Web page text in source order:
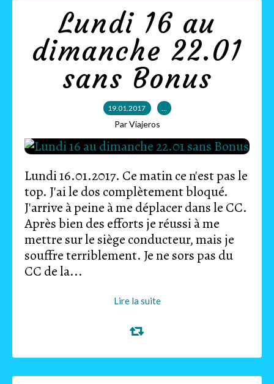
Lundi 16 au
dimanche 22.01
sans Bonus
19.01.2017 …
Par Viajeros
Lundi 16.01.2017. Ce matin ce n'est pas le
top. J'ai le dos complètement bloqué.
J'arrive à peine à me déplacer dans le CC.
Après bien des efforts je réussi à me
mettre sur le siège conducteur, mais je
souffre terriblement. Je ne sors pas du
CC de la...
Lire la suite